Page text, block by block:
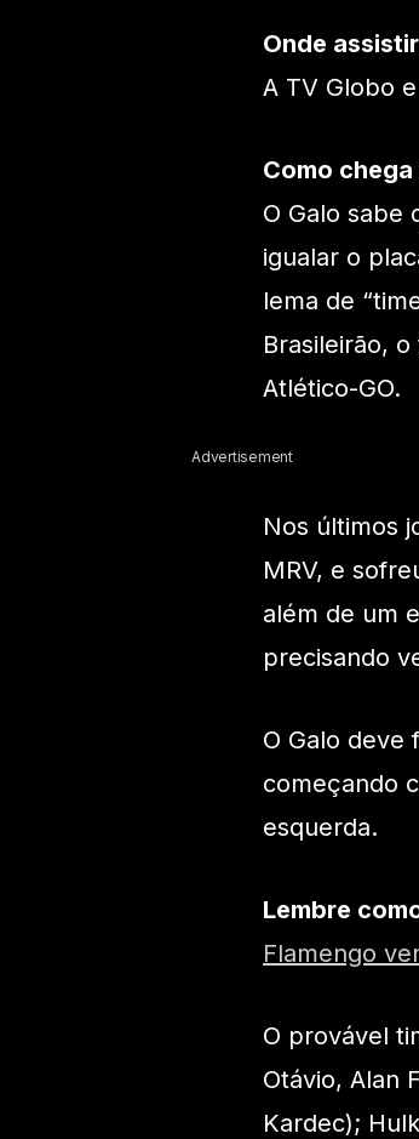
Onde
A TV Globo
Como
O Galo sabe
igualar o
lema de
Brasileirão,
Atlético-GO.
Advertisement
Nos últimos
MRV, e
além de um
precisando
O Galo deve
começando
esquerda.
Lembre
Flamengo
O provável
Otávio, Alan
Kardec);